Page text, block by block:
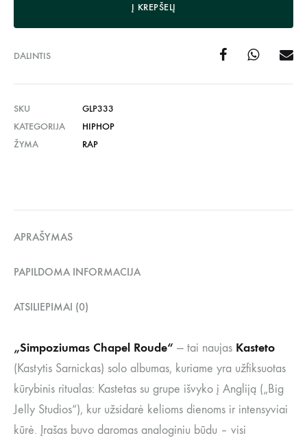
Į KREPŠELĮ
DALINTIS
SKU
GLP333
KATEGORIJA
HIPHOP
ŽYMA
RAP
APRAŠYMAS
PAPILDOMA INFORMACIJA
ATSILIEPIMAI (0)
„Simpoziumas Chapel Roude“ — tai naujas Kasteto
(Kastytis Sarnickas) solo albumas, kuriame yra užfiksuotas
kūrybinis ritualas: Kastetas su grupe išvyko į Angliją („Big
Jelly Studios“), kur užsidarė kelioms dienoms ir intensyviai
kūrė. Įrašas buvo daromas analoginiu būdu – visi